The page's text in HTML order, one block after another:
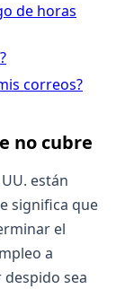
de horas
correos?
no cubre
están
significa que
el
a
sea